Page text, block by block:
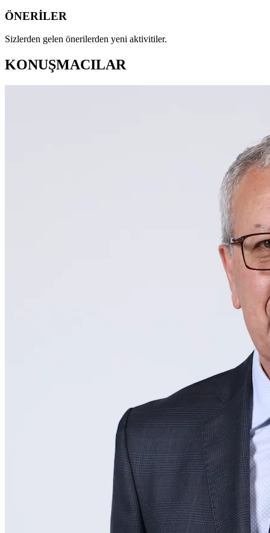
ÖNERİLER
Sizlerden gelen önerilerden yeni aktivitiler.
KONUŞMACILAR